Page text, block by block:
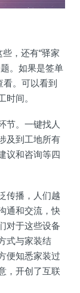
，还有“驿家
。如果是签单
看。可以看到
间。
节。一键找人
及到工地所有
议和咨询等四
传播，人们越
通和交流，快
对于这些设备
式与家装结
便知悉家装过
，开创了互联